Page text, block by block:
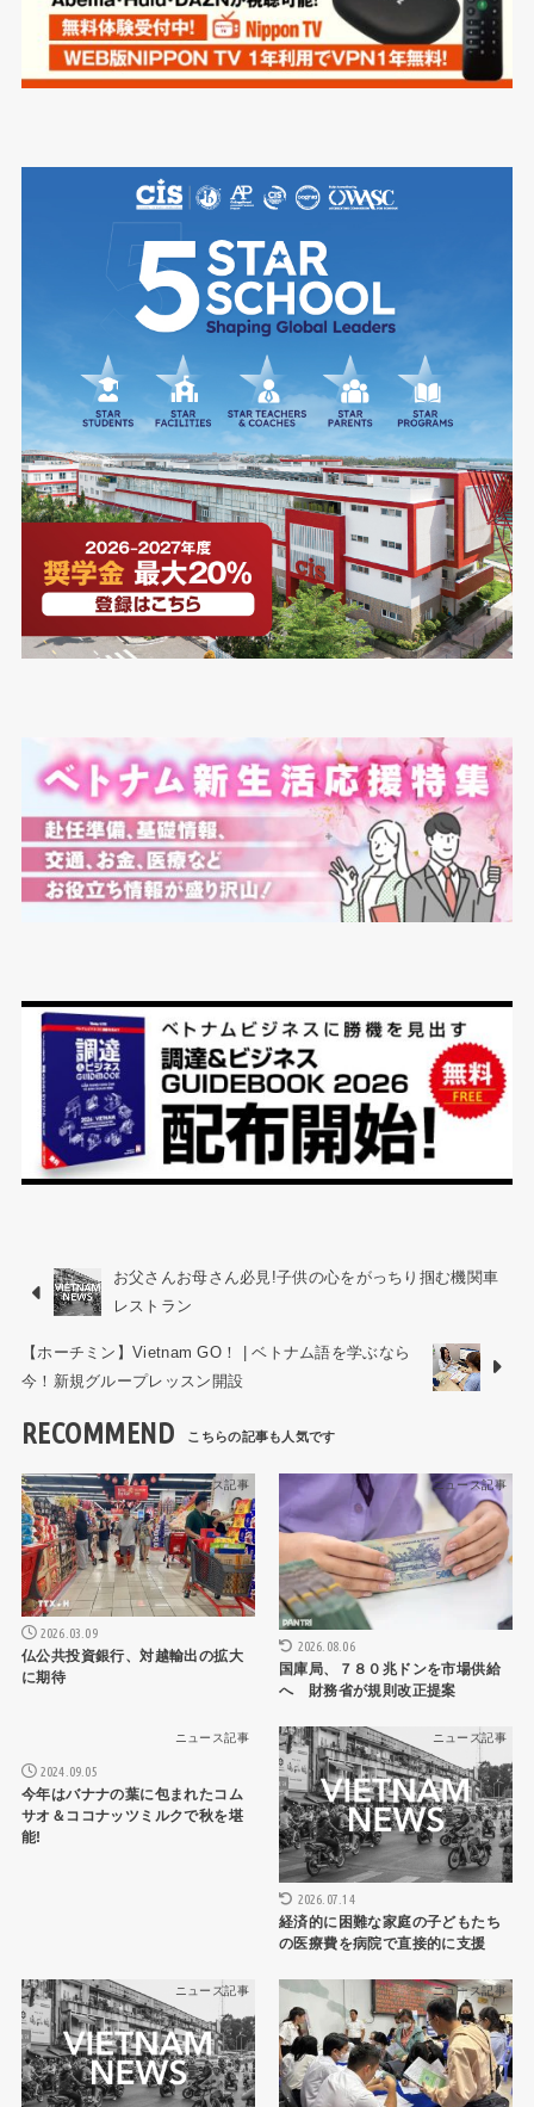
お父さんお母さん必見!子供の心をがっちり掴む機関車
レストラン
【ホーチミン】Vietnam GO！ | ベトナム語を学ぶなら
今！新規グループレッスン開設
RECOMMEND
ニュース記事
2026.03.09
仏公共投資銀行、対越輸出の拡大
に期待
ニュース記事
2026.08.06
国庫局、７８０兆ドンを市場供給
へ 財務省が規則改正提案
ニュース記事
2024.09.05
今年はバナナの葉に包まれたコム
サオ＆ココナッツミルクで秋を堪
能!
ニュース記事
2026.07.14
経済的に困難な家庭の子どもたち
の医療費を病院で直接的に支援
ニュース記事 ニュース記事